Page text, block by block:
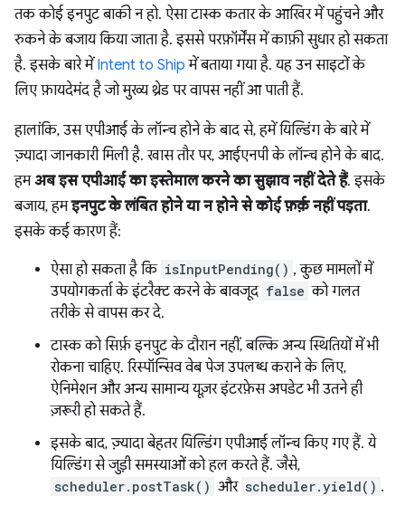
तक कोई इनपुट बाकी न हो. ऐसा टास्क कतार के आखिर में पहुंचने और
रुकने के बजाय किया जाता है. इससे परफ़ॉर्मेंस में काफ़ी सुधार हो सकता
है. इसके बारे में Intent to Ship में बताया गया है. यह उन साइटों के
लिए फ़ायदेमंद है जो मुख्य थ्रेड पर वापस नहीं आ पाती हैं.
हालांकि, उस एपीआई के लॉन्च होने के बाद से, हमें यिल्डिंग के बारे में
ज़्यादा जानकारी मिली है. खास तौर पर, आईएनपी के लॉन्च होने के बाद.
हमअब इस एपीआई का इस्तेमाल करने का सुझाव नहीं देते हैं. इसके
बजाय, हमइनपुट के लंबित होने या न होने से कोई फ़र्क़ नहीं पड़ता.
इसके कई कारण हैं:
ऐसा हो सकता है कि isInputPending() , कुछ मामलों में
उपयोगकर्ता के इंटरैक्ट करने के बावजूद false को गलत
तरीके से वापस कर दे.
टास्क को सिर्फ़ इनपुट के दौरान नहीं, बल्कि अन्य स्थितियों में भी
रोकना चाहिए. रिस्पॉन्सिव वेब पेज उपलब्ध कराने के लिए,
ऐनिमेशन और अन्य सामान्य यूज़र इंटरफ़ेस अपडेट भी उतने ही
ज़रूरी हो सकते हैं.
इसके बाद, ज़्यादा बेहतर यिल्डिंग एपीआई लॉन्च किए गए हैं. ये
यिल्डिंग से जुड़ी समस्याओं को हल करते हैं. जैसे,
scheduler.postTask() और scheduler.yield() .